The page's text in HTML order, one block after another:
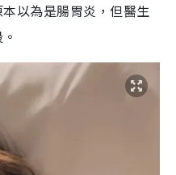
以為是腸胃炎，但醫生